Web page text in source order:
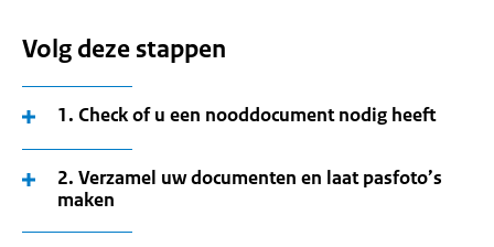
Volg deze stappen
1. Check of u een nooddocument nodig heeft
2. Verzamel uw documenten en laat pasfoto’s
maken